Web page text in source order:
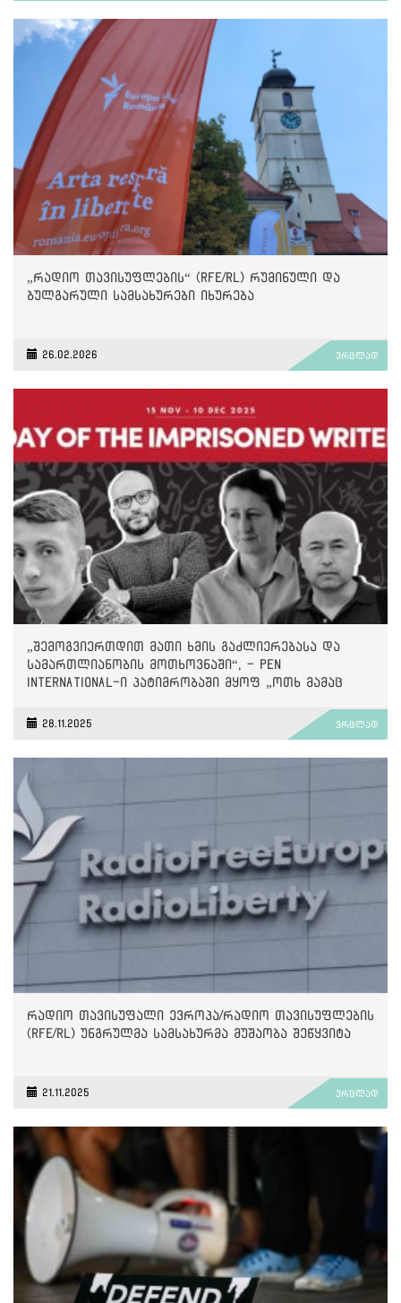
„რადიო თავისუფლების“ (RFE/RL) რუმინული და
ბულგარული სამსახურები იხურება
26.02.2026 ვრცლად
„შემოგვიერთდით მათი ხმის გაძლიერებასა და
სამართლიანობის მოთხოვნაში“, - PEN
International-ი პატიმრობაში მყოფ „ოთხ მამაც
28.11.2025 ვრცლად
რადიო თავისუფალი ევროპა/რადიო თავისუფლების
(RFE/RL) უნგრულმა სამსახურმა მუშაობა შეწყვიტა
21.11.2025 ვრცლად